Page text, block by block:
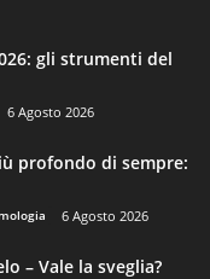
gli strumenti del
6 Agosto 2026
profondo di sempre:
6 Agosto 2026
– Vale la sveglia?